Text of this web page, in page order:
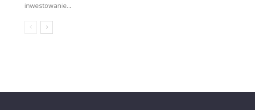
inwestowanie...